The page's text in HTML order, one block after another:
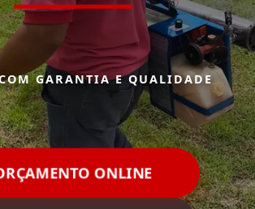
GARANTIA E QUALIDADE
ONLINE